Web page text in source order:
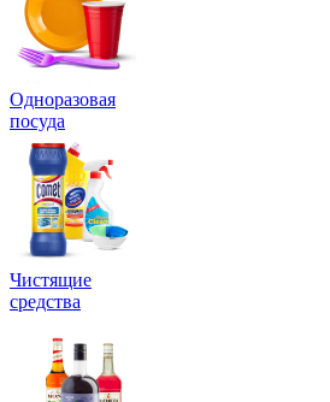
Одноразовая
посуда
Чистящие
средства